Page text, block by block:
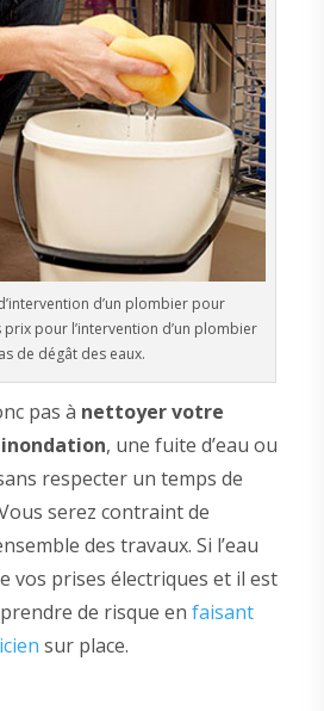
d’un plombier pour
pour l’intervention d’un plombier
de dégât des eaux.
pas à nettoyer votre
, une fuite d’eau ou
respecter un temps de
serez contraint de
des travaux. Si l’eau
vos prises électriques et il est
de risque en faisant
sur place.